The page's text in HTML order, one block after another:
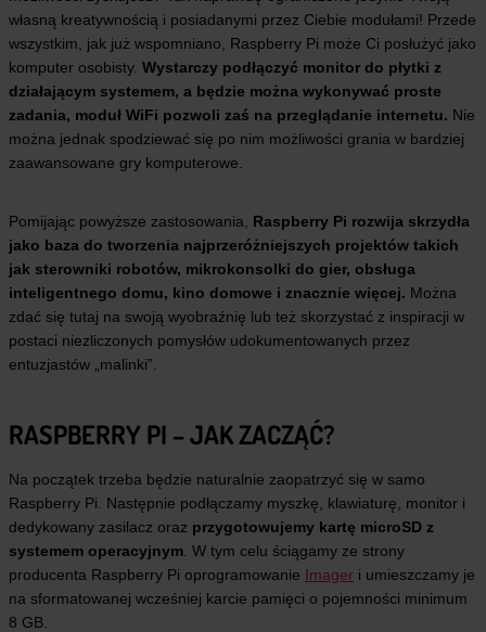
własną kreatywnością i posiadanymi przez Ciebie modułami! Przede
wszystkim, jak już wspomniano, Raspberry Pi może Ci posłużyć jako
komputer osobisty. Wystarczy podłączyć monitor do płytki z
działającym systemem, a będzie można wykonywać proste
zadania, moduł WiFi pozwoli zaś na przeglądanie internetu. Nie
można jednak spodziewać się po nim możliwości grania w bardziej
zaawansowane gry komputerowe.
Pomijając powyższe zastosowania, Raspberry Pi rozwija skrzydła
jako baza do tworzenia najprzeróżniejszych projektów takich
jak sterowniki robotów, mikrokonsolki do gier, obsługa
inteligentnego domu, kino domowe i znacznie więcej. Można
zdać się tutaj na swoją wyobraźnię lub też skorzystać z inspiracji w
postaci niezliczonych pomysłów udokumentowanych przez
entuzjastów „malinki”.
RASPBERRY PI – JAK ZACZĄĆ?
Na początek trzeba będzie naturalnie zaopatrzyć się w samo
Raspberry Pi. Następnie podłączamy myszkę, klawiaturę, monitor i
dedykowany zasilacz oraz przygotowujemy kartę microSD z
systemem operacyjnym . W tym celu ściągamy ze strony
producenta Raspberry Pi oprogramowanie Imager i umieszczamy je
na sformatowanej wcześniej karcie pamięci o pojemności minimum
8 GB.